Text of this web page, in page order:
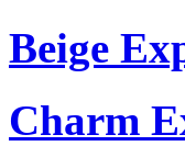
Beige
Charm